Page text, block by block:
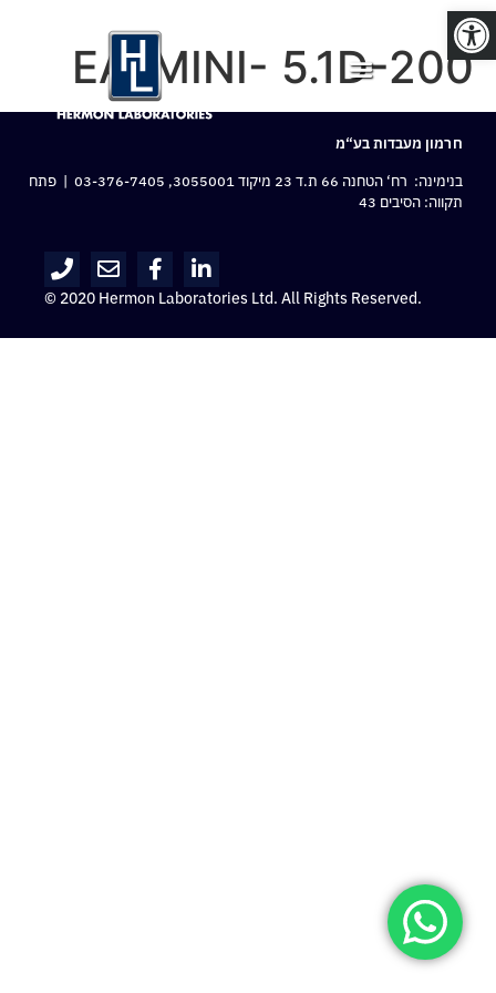
פתח סרגל נגישות
EA-MINI- 5.1D-200
חרמון מעבדות בע“מ
בנימינה: רח‘ הטחנה 66 ת.ד 23 מיקוד 3055001,
03-376-7405 | פתח
תקווה: הסיבים 43
© 2020 Hermon Laboratories Ltd. All Rights Reserved.